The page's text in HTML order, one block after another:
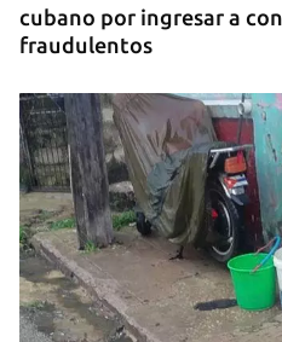
cubano por ingresar a
fraudulentos